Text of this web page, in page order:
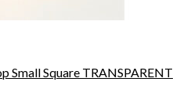
Small Square TRANSPARENT